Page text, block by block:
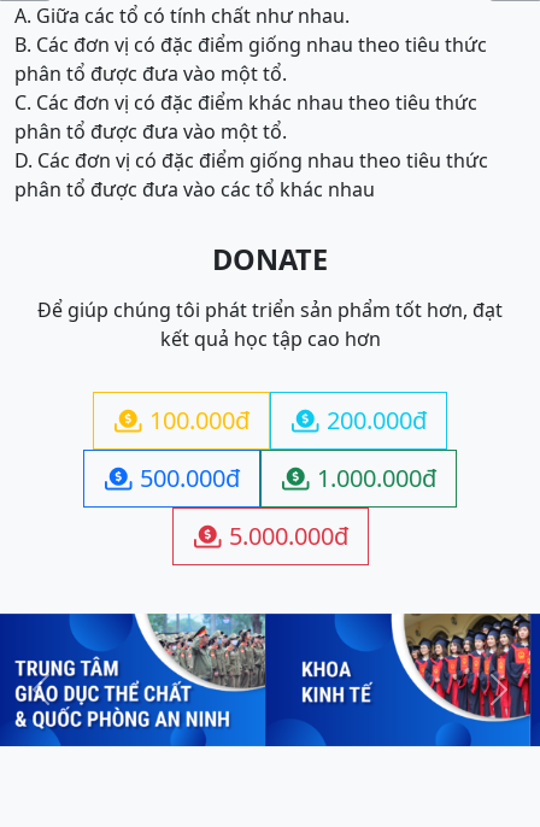
A. Giữa các tổ có tính chất như nhau.
B. Các đơn vị có đặc điểm giống nhau theo tiêu thức
phân tổ được đưa vào một tổ.
C. Các đơn vị có đặc điểm khác nhau theo tiêu thức
phân tổ được đưa vào một tổ.
D. Các đơn vị có đặc điểm giống nhau theo tiêu thức
phân tổ được đưa vào các tổ khác nhau
DONATE
Để giúp chúng tôi phát triển sản phẩm tốt hơn, đạt
kết quả học tập cao hơn
 100.000đ  200.000đ
 500.000đ  1.000.000đ
 5.000.000đ
Previous Next